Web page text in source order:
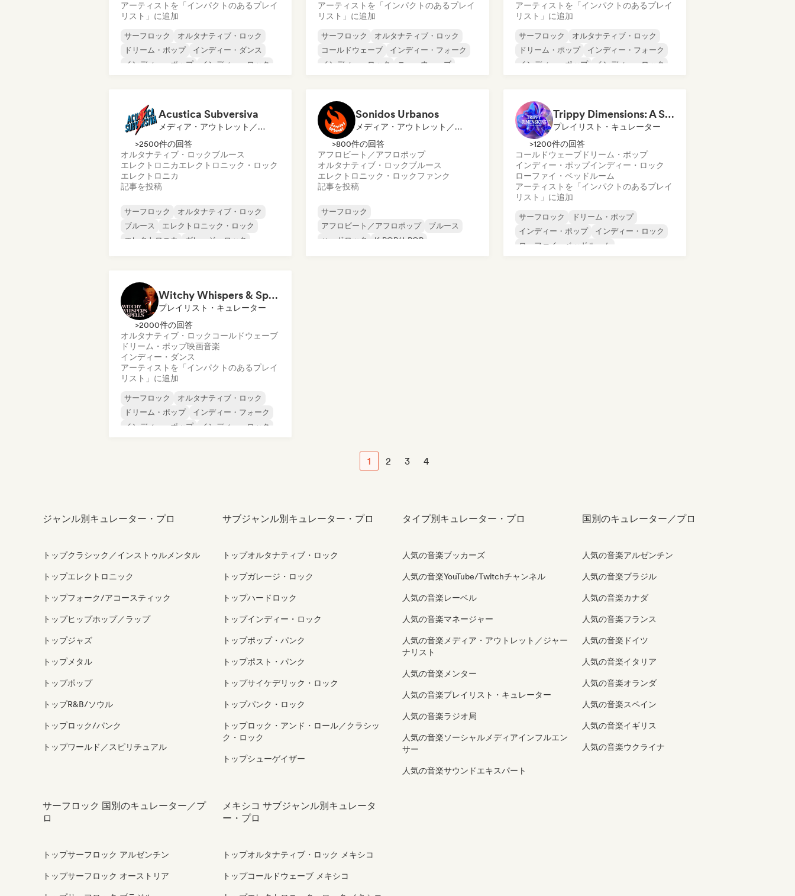
アーティストを「インパクトのあるプレイ
リスト」に追加
サーフロック
オルタナティブ・ロック
ドリーム・ポップ
インディー・ダンス
インディー・ポップ
インディー・ロック
アーティストを「インパクトのあるプレイ
リスト」に追加
サーフロック
オルタナティブ・ロック
コールドウェーブ
インディー・フォーク
インディー・ロック
ニューウェーブ
アーティストを「インパクトのあるプレイ
リスト」に追加
サーフロック
オルタナティブ・ロック
ドリーム・ポップ
インディー・フォーク
インディー・ポップ
インディー・ロック
Acustica Subversiva
メディア・アウトレット／ジャーナリスト
>2500件の回答
オルタナティブ・ロックブルース
エレクトロニカエレクトロニック・ロック
エレクトロニカ
記事を投稿
サーフロック
オルタナティブ・ロック
ブルース
エレクトロニック・ロック
エレクトロニカ
ガレージ・ロック
Sonidos Urbanos
メディア・アウトレット／ジャーナリスト
>800件の回答
アフロビート／アフロポップ
オルタナティブ・ロックブルース
エレクトロニック・ロックファンク
記事を投稿
サーフロック
アフロビート／アフロポップ
ブルース
ハードロック
K-POP/J-POP
Trippy Dimensions: A Sonic Voyage
プレイリスト・キュレーター
>1200件の回答
コールドウェーブドリーム・ポップ
インディー・ポップインディー・ロック
ローファイ・ベッドルーム
アーティストを「インパクトのあるプレイ
リスト」に追加
サーフロック
ドリーム・ポップ
インディー・ポップ
インディー・ロック
ローファイ・ベッドルーム
Witchy Whispers & Spells 🔮 Ethereal Art Pop & Dream Pop
プレイリスト・キュレーター
>2000件の回答
オルタナティブ・ロック コールドウェーブ
ドリーム・ポップ映画音楽
インディー・ダンス
アーティストを「インパクトのあるプレイ
リスト」に追加
サーフロック
オルタナティブ・ロック
ドリーム・ポップ
インディー・フォーク
インディー・ポップ
インディー・ロック
1 2 3 4
ジャンル別キュレーター・プロ
トップクラシック／インストゥルメンタル
トップエレクトロニック
トップフォーク/アコースティック
トップヒップホップ／ラップ
トップジャズ
トップメタル
トップポップ
トップR&B/ソウル
トップロック/パンク
トップワールド／スピリチュアル
サブジャンル別キュレーター・プロ
トップオルタナティブ・ロック
トップガレージ・ロック
トップハードロック
トップインディー・ロック
トップポップ・パンク
トップポスト・パンク
トップサイケデリック・ロック
トップパンク・ロック
トップロック・アンド・ロール／クラシッ
ク・ロック
トップシューゲイザー
タイプ別キュレーター・プロ
人気の音楽ブッカーズ
人気の音楽YouTube/Twitchチャンネル
人気の音楽レーベル
人気の音楽マネージャー
人気の音楽メディア・アウトレット／ジャー
ナリスト
人気の音楽メンター
人気の音楽プレイリスト・キュレーター
人気の音楽ラジオ局
人気の音楽ソーシャルメディアインフルエン
サー
人気の音楽サウンドエキスパート
国別のキュレーター／プロ
人気の音楽アルゼンチン
人気の音楽ブラジル
人気の音楽カナダ
人気の音楽フランス
人気の音楽ドイツ
人気の音楽イタリア
人気の音楽オランダ
人気の音楽スペイン
人気の音楽イギリス
人気の音楽ウクライナ
サーフロック 国別のキュレーター／プ
ロ
トップサーフロック アルゼンチン
トップサーフロック オーストリア
メキシコ サブジャンル別キュレータ
ー・プロ
トップオルタナティブ・ロック メキシコ
トップコールドウェーブ メキシコ